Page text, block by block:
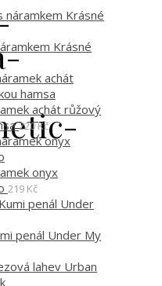
Krásné
achát růžový
220Kč
onyx
219 Kč
penál Under My